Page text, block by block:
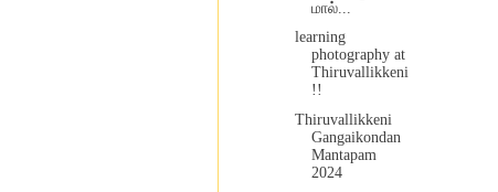
மால்...
learning
photography at
Thiruvallikkeni
!!
Thiruvallikkeni
Gangaikondan
Mantapam
2024